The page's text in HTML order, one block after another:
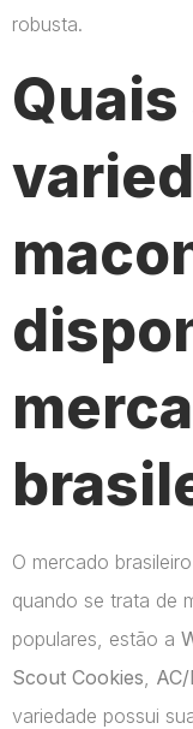
robusta.
Quais
O mercado
quando se trata de
populares, estão a
Scout Cookies
variedade possui